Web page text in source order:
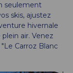
seulement
skis, ajustez
hivernale
air. Venez
Carroz Blanc